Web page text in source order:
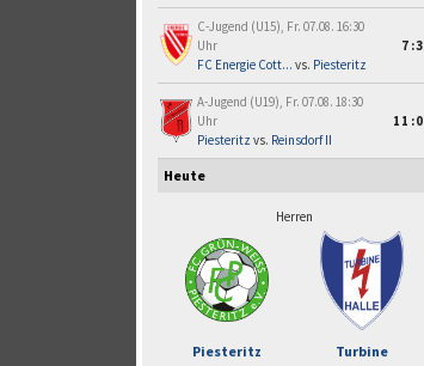
C-Jugend (U15), Fr. 07.08. 16:30
Uhr
FC Energie Cott... vs. Piesteritz
7:3
A-Jugend (U19), Fr. 07.08. 18:30
Uhr
Piesteritz vs. Reinsdorf II
11:0
Heute
Herren
Piesteritz Turbine